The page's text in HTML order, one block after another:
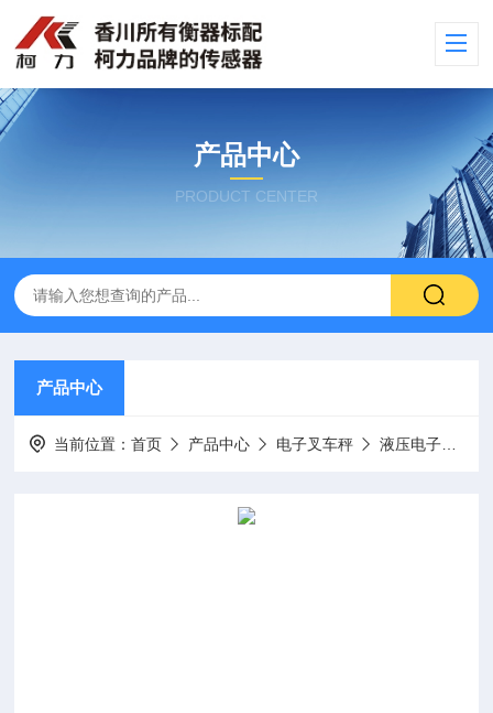
产品中心
PRODUCT CENTER
产品中心
当前位置：首页 产品中心 电子叉车秤 液压电子叉车秤（搬运车秤）